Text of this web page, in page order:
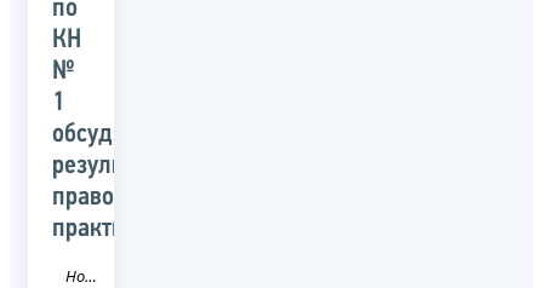
по
КН
№
1
обсудили
результаты
правоприменительной
практики
Новость